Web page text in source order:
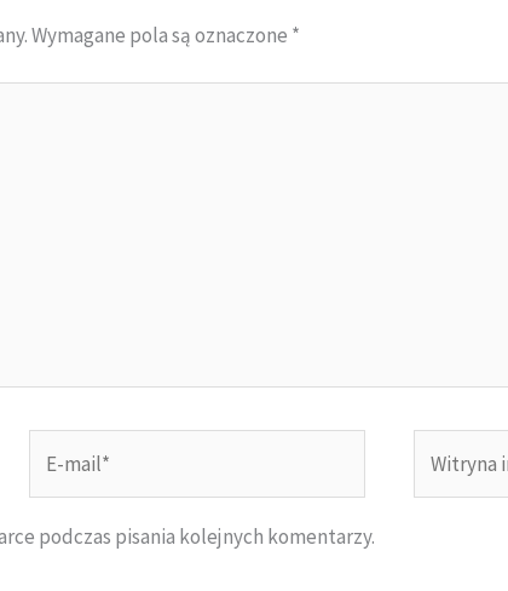
Wymagane pola są oznaczone *
mail*
podczas pisania kolejnych komentarzy.